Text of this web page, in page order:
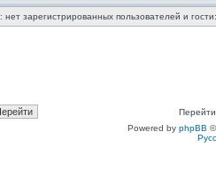
зарегистрированных пользователей и
Powered by phpBB